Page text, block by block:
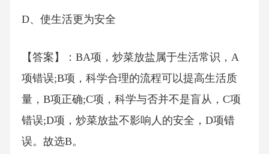
D、使生活更为安全
【答案】：BA项，炒菜放盐属于生活常识，A
项错误;B项，科学合理的流程可以提高生活质
量，B项正确;C项，科学与否并不是盲从，C项
错误;D项，炒菜放盐不影响人的安全，D项错
误。故选B。